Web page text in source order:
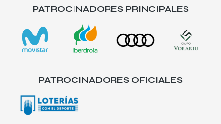
PATROCINADORES PRINCIPALES
PATROCINADORES OFICIALES